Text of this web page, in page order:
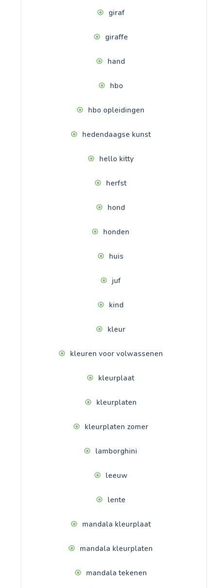
giraf
giraffe
hand
hbo
hbo opleidingen
hedendaagse kunst
hello kitty
herfst
hond
honden
huis
juf
kind
kleur
kleuren voor volwassenen
kleurplaat
kleurplaten
kleurplaten zomer
lamborghini
leeuw
lente
mandala kleurplaat
mandala kleurplaten
mandala tekenen